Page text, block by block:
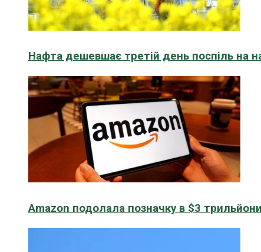
Нафта дешевшає третій день поспіль на
Amazon подолала позначку в $3 трильйони